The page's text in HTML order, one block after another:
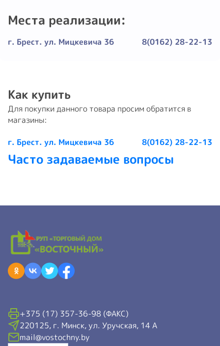
Места реализации:
г. Брест. ул. Мицкевича 36 8(0162) 28-22-13
Как купить
Для покупки данного товара просим обратится в
магазины:
г. Брест. ул. Мицкевича 36 8(0162) 28-22-13
Часто задаваемые вопросы
+375 (17) 357-36-98 (ФАКС)
220125, г. Минск, ул. Уручская, 14 А
mail@vostochny.by